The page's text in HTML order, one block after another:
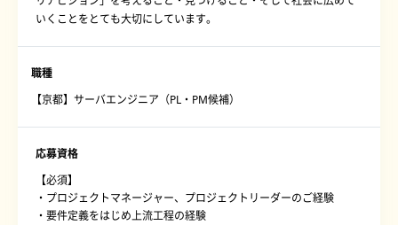
いくことをとても大切にしています。
職種
【京都】サーバエンジニア（PL・PM候補）
応募資格
【必須】
・プロジェクトマネージャー、プロジェクトリーダーのご経験
・要件定義をはじめ上流工程の経験